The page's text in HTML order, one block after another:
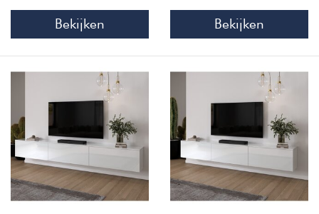
Bekijken Bekijken